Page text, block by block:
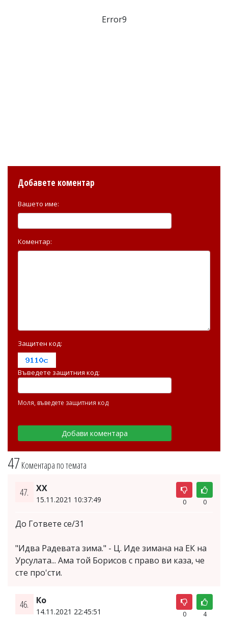
Error9
47 Коментара по темата
47. ХХ
15.11.2021 10:37:49 0 0
До Гответе се/31
"Идва Радевата зима." - Ц. Иде зимана на ЕК на
Урсулата... Ама той Борисов с право ви каза, че
сте про'сти.
46. Ко
14.11.2021 22:45:51 0 4
Добавете коментар
Вашето име:
Коментар:
Защитен код:
Въведете защитния код:
Моля, въведете защитния код